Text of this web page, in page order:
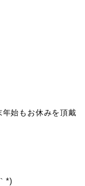
始もお休みを頂戴
*)